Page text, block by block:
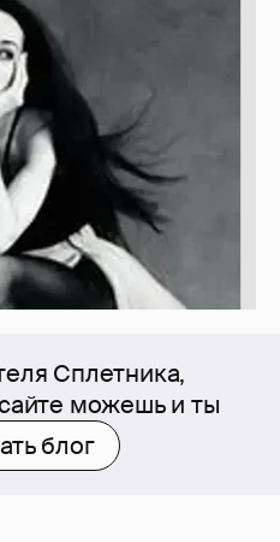
Сплетника,
можешь и ты
блог